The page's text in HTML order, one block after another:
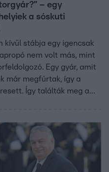
– egy
a sóskuti
kívül stábja egy igencsak
nem volt más, mint
Egy gyár, amit
már megfúrtak, így a
Így találták meg a
hogy némi gyaloglás
helyszínről.